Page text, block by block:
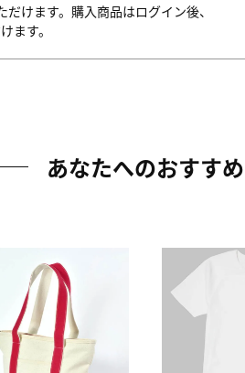
けます。購入商品はログイン後、
ます。
あなたへのおすすめ